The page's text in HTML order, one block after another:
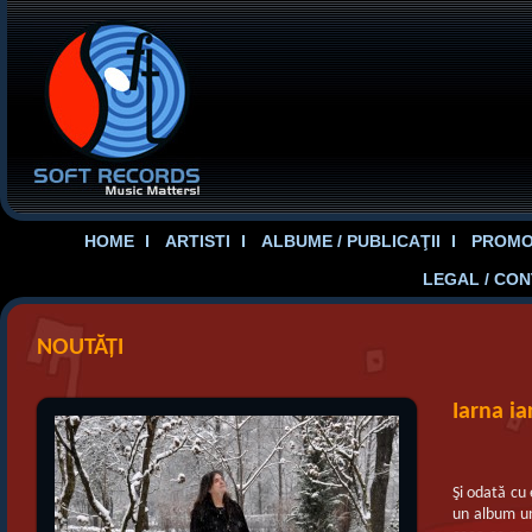
HOME ARTISTI ALBUME / PUBLICAŢII
LEGAL /
NOUTĂȚI
Iarna
Şi odată
un album